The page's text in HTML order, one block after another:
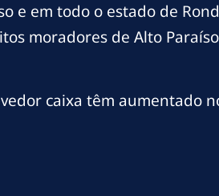
e em todo o estado de
moradores de Alto
caixa têm aumentado